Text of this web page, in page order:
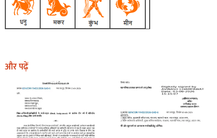
और पढ़ें